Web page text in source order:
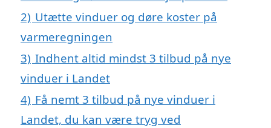
2) Utætte vinduer og døre koster på
varmeregningen
3) Indhent altid mindst 3 tilbud på nye
vinduer i Landet
4) Få nemt 3 tilbud på nye vinduer i
Landet, du kan være tryg ved